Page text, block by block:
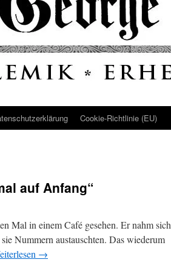
Cookie-Richtlinie (EU)
auf Anfang“
Mal in einem Café gesehen. Er nahm sich
Nummern austauschten. Das wiederum
→